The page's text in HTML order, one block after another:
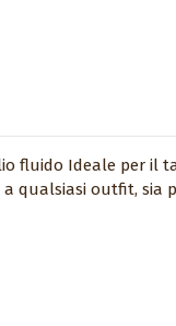
fluido Ideale per il
qualsiasi outfit, sia